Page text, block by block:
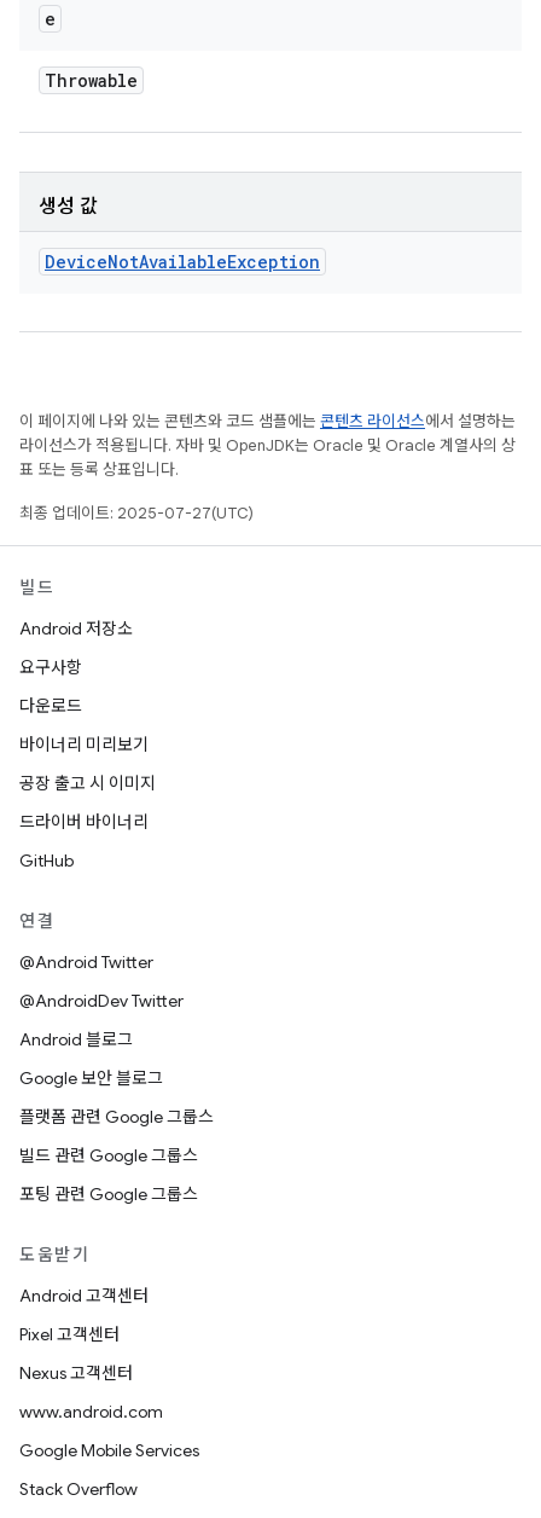
e
Throwable
생성 값
DeviceNotAvailableException
이 페이지에 나와 있는 콘텐츠와 코드 샘플에는 콘텐츠 라이선스에서 설명하는
라이선스가 적용됩니다. 자바 및 OpenJDK는 Oracle 및 Oracle 계열사의 상
표 또는 등록 상표입니다.
최종 업데이트: 2025-07-27(UTC)
빌드
Android 저장소
요구사항
다운로드
바이너리 미리보기
공장 출고 시 이미지
드라이버 바이너리
GitHub
연결
@Android Twitter
@AndroidDev Twitter
Android 블로그
Google 보안 블로그
플랫폼 관련 Google 그룹스
빌드 관련 Google 그룹스
포팅 관련 Google 그룹스
도움받기
Android 고객센터
Pixel 고객센터
Nexus 고객센터
www.android.com
Google Mobile Services
Stack Overflow